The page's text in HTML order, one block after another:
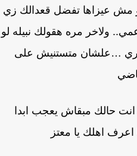
عيزاها تفضل قعدالك زي
ولاخر مره هقولك نبيله لو
…علشان متستنيش على
حالك مبقاش يعجب ابدا
اهلك يا معتز